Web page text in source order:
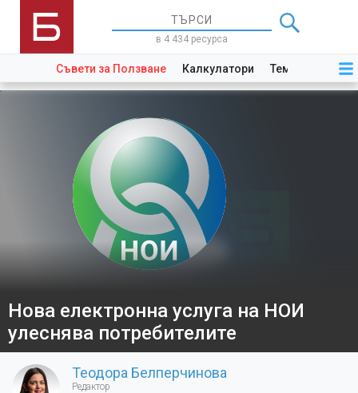
в 4 434 ресурса
Съвети за Ползване Калкулатори Теми Закони
Нова електронна услуга на НОИ
улеснява потребителите
Теодора Белперчинова
Редактор